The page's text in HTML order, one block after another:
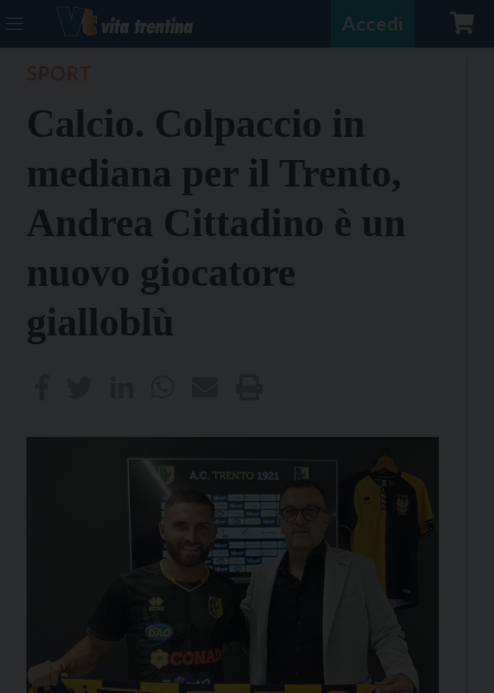
Accedi
Calcio. Colpaccio in
mediana per il Trento,
Andrea Cittadino è un
nuovo giocatore
gialloblù